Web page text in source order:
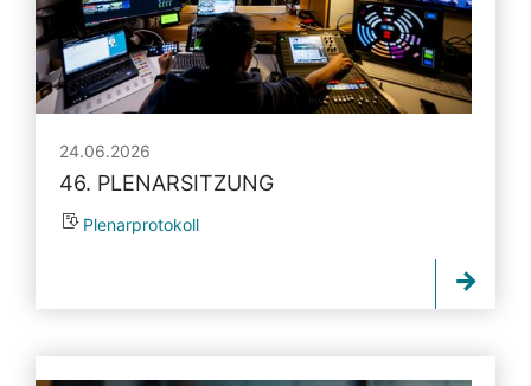
24.06.2026
46. PLENARSITZUNG
Plenarprotokoll